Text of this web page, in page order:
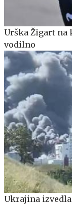
Urška Žigart na
vodilno
Ukrajina